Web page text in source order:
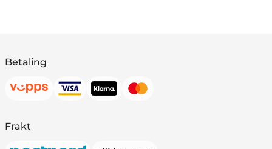
Betaling
Frakt